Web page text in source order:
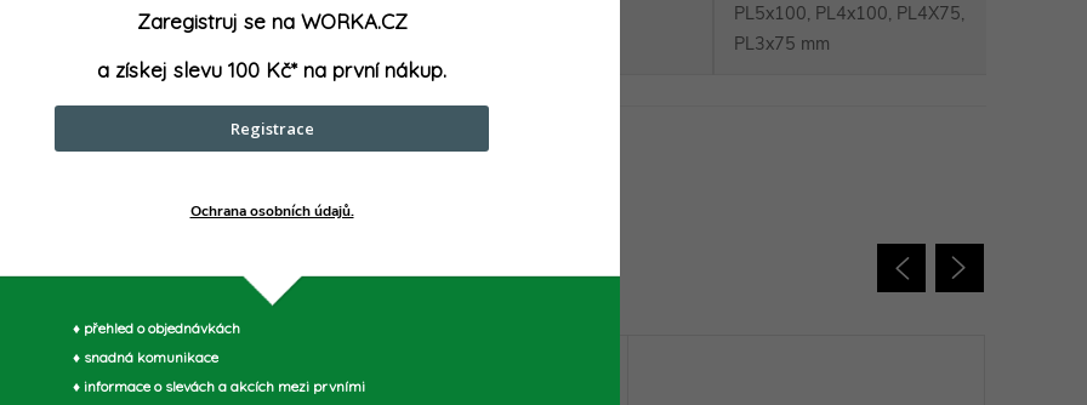
PL5x100, PL4x100, PL4X75,
PL3x75 mm
parametry může výrobce změnit bez předchozího upozornění. Obrázky mají ilustrační charakter.
Zaregistruj se na WORKA.CZ
a získej slevu 100 Kč* na první nákup.
Registrace
Ochrana osobních údajů.
♦ přehled o objednávkách
♦ snadná komunikace
♦ informace o slevách a akcích mezi prvními